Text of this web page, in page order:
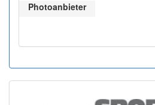
Photoanbieter